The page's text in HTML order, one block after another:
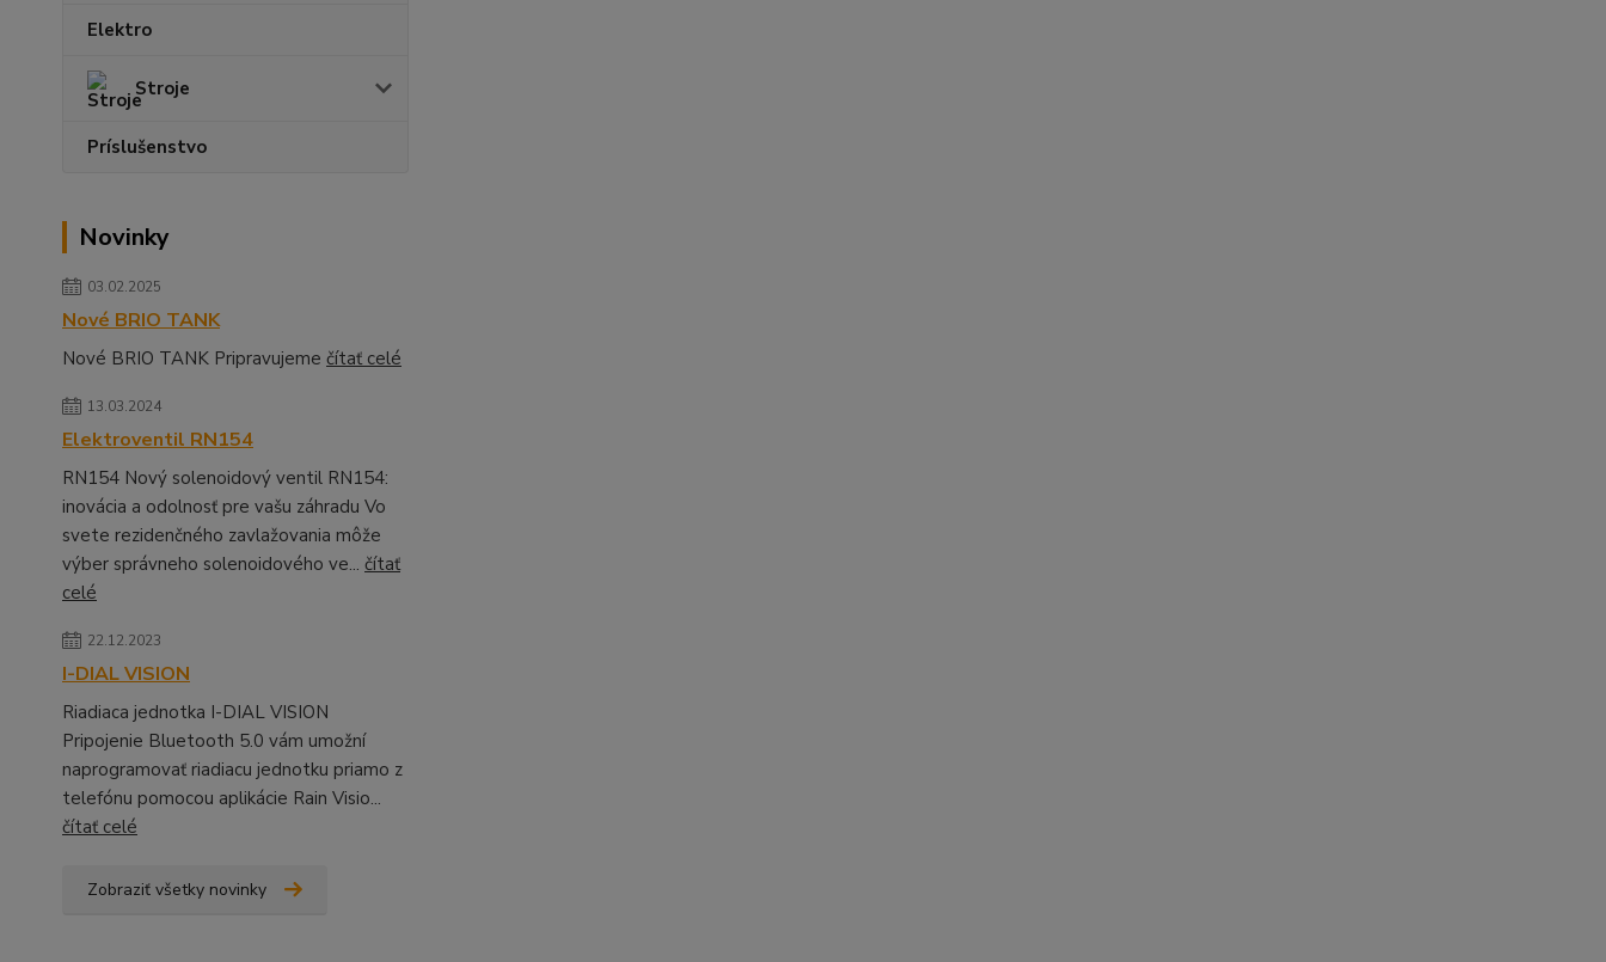
Elektro
Stroje
Príslušenstvo
Novinky
03.02.2025
Nové BRIO TANK
Nové BRIO TANK Pripravujeme čítať celé
13.03.2024
Elektroventil RN154
RN154 Nový solenoidový ventil RN154:
inovácia a odolnosť pre vašu záhradu Vo
svete rezidenčného zavlažovania môže
výber správneho solenoidového ve... čítať
celé
22.12.2023
I-DIAL VISION
Riadiaca jednotka I-DIAL VISION
Pripojenie Bluetooth 5.0 vám umožní
naprogramovať riadiacu jednotku priamo z
telefónu pomocou aplikácie Rain Visio...
čítať celé
Zobraziť všetky novinky